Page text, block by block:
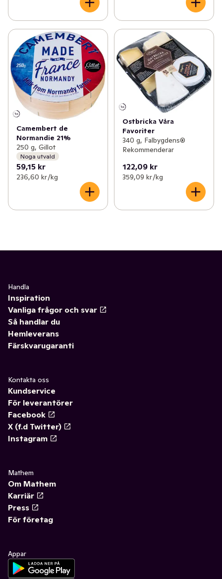
Camembert de
Normandie 21%
250 g, Gillot
Noga utvald
59,15 kr
236,60 kr /kg
Ostbricka Våra
Favoriter
340 g, Falbygdens®
Rekommenderar
122,09 kr
359,09 kr /kg
Handla
Inspiration
Vanliga frågor och svar
Så handlar du
Hemleverans
Färskvarugaranti
Kontakta oss
Kundservice
För leverantörer
Facebook
X (f.d Twitter)
Instagram
Mathem
Om Mathem
Karriär
Press
För företag
Appar